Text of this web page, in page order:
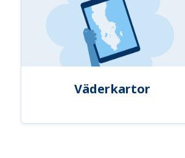
Väderkartor